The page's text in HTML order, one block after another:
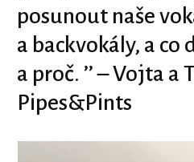
posunout naše
a backvokály, a co
a proč. ’’ – Vojta a
Pipes&Pints